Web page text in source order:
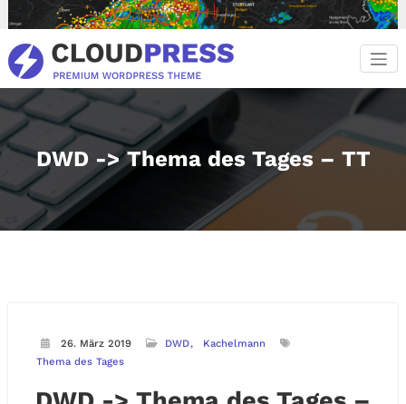
Inhalt
springen
DWD -> Thema des Tages – TT
26. März 2019 DWD
Kachelmann
Thema des Tages